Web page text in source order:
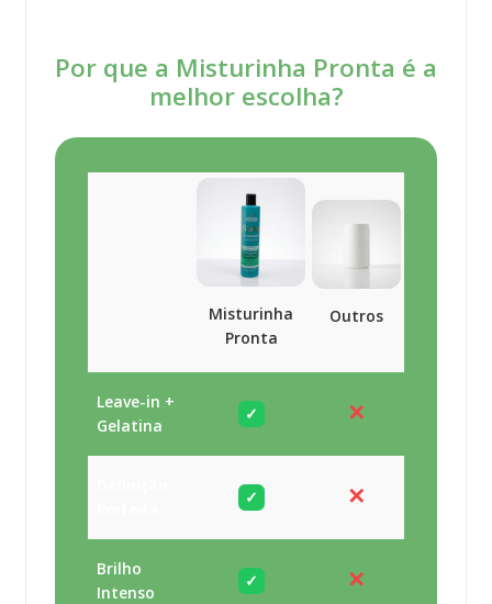
Por que a Misturinha Pronta é a
melhor escolha?
Misturinha
Pronta
Outros
Leave-in +
Gelatina
✓ ✕
✓ ✕
Brilho
Intenso
✓ ✕